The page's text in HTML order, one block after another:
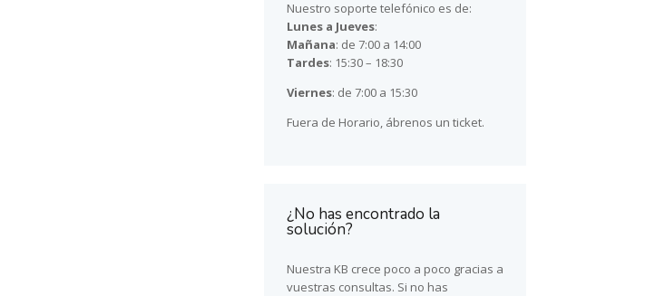
Nuestro soporte telefónico es de:
Lunes a Jueves:
Mañana: de 7:00 a 14:00
Tardes: 15:30 – 18:30
Viernes: de 7:00 a 15:30
Fuera de Horario, ábrenos un ticket.
¿No has encontrado la
solución?
Nuestra KB crece poco a poco gracias a
vuestras consultas. Si no has